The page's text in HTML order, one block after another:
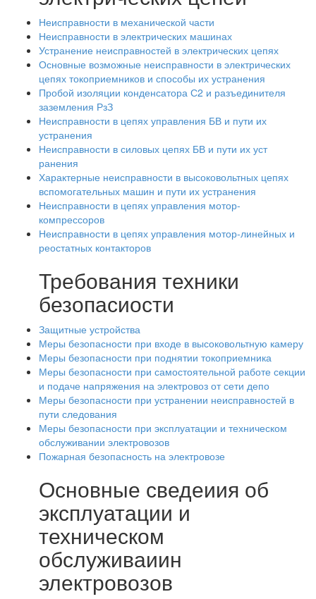
Неисправности в механической части
Неисправности в электрических машинах
Устранение неисправностей в электрических цепях
Основные возможные неисправности в электрических
цепях токоприемников и способы их устранения
Пробой изоляции конденсатора С2 и разъединителя
заземления РзЗ
Неисправности в цепях управления БВ и пути их
устранения
Неисправности в силовых цепях БВ и пути их уст
ранения
Характерные неисправности в высоковольтных цепях
вспомогательных машин и пути их устранения
Неисправности в цепях управления мотор-
компрессоров
Неисправности в цепях управления мотор-линейных и
реостатных контакторов
Требования техники
безопасиости
Защитные устройства
Меры безопасности при входе в высоковольтную камеру
Меры безопасности при поднятии токоприемника
Меры безопасности при самостоятельной работе секции
и подаче напряжения на электровоз от сети депо
Меры безопасности при устранении неисправностей в
пути следования
Меры безопасности при эксплуатации и техническом
обслуживании электровозов
Пожарная безопасность на электровозе
Основные сведеиия об
эксплуатации и
техническом
обслуживаиин
электровозов